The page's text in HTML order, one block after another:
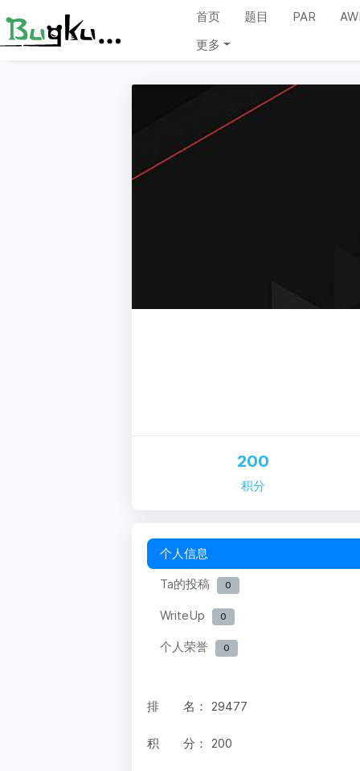
首页 题目 PAR
更多
200
积分
个人信息
Ta的投稿
0
WriteUp 0
个人荣誉 0
排 名： 29477
积 分： 200